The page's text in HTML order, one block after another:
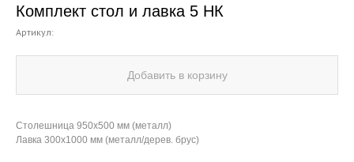
Комплект стол и лавка 5 НК
Артикул:
Добавить в корзину
Столешница 950х500 мм (металл)
Лавка 300х1000 мм (металл/дерев. брус)